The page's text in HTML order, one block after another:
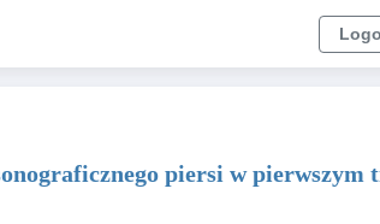
piersi w pierwszym